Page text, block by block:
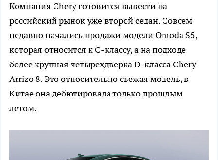
Компания Chery готовится вывести на
российский рынок уже второй седан. Совсем
недавно начались продажи модели Omoda S5,
которая относится к C-классу, а на подходе
более крупная четырехдверка D-класса Chery
Arrizo 8. Это относительно свежая модель, в
Китае она дебютировала только прошлым
летом.